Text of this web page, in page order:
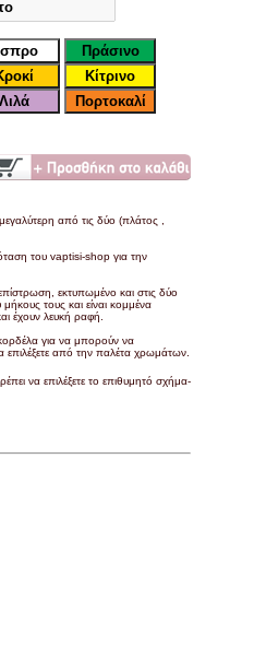
από τις δύο (πλάτος ,
του vaptisi-shop για την
εκτυπωμένο και στις δύο
τους και είναι κομμένα
έχουν λευκή ραφή.
για να μπορούν να
από την παλέτα χρωμάτων.
να επιλέξετε το επιθυμητό σχήμα-